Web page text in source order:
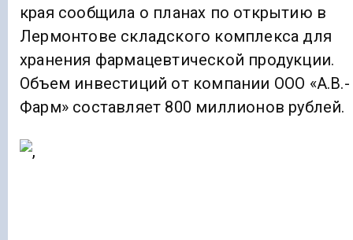
края сообщила о планах по открытию в
Лермонтове складского комплекса для
хранения фармацевтической продукции.
Объем инвестиций от компании ООО «А.В.-
Фарм» составляет 800 миллионов рублей.